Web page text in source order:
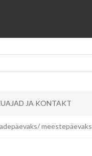
JA KONTAKT
meestepäevaks